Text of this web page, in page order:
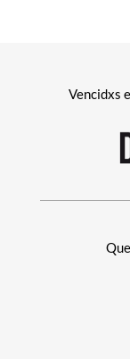
Vencidxs